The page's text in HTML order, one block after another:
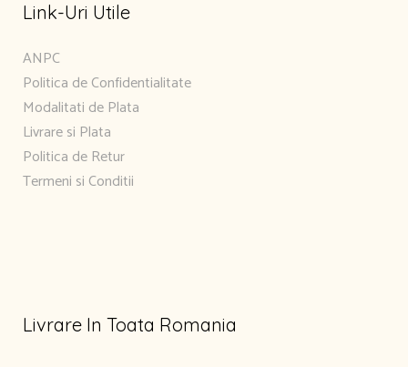
Link-Uri Utile
ANPC
Politica de Confidentialitate
Modalitati de Plata
Livrare si Plata
Politica de Retur
Termeni si Conditii
Livrare In Toata Romania